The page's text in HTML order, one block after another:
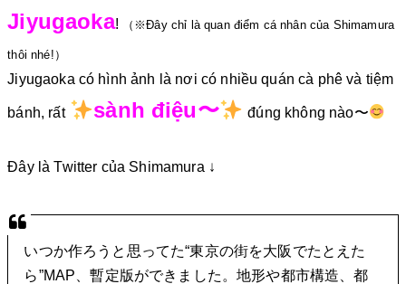
Jiyugaoka! （※Đây chỉ là quan điểm cá nhân của Shimamura
thôi nhé!）
Jiyugaoka có hình ảnh là nơi có nhiều quán cà phê và tiệm
bánh, rất sành điệu〜 đúng không nào〜
Đây là Twitter của Shimamura ↓
いつか作ろうと思ってた“東京の街を大阪でたとえた
ら”MAP、暫定版ができました。地形や都市構造、都